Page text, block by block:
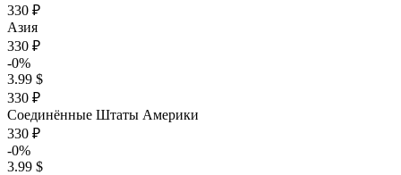
330 ₽
Азия
330 ₽
-0%
3.99 $
330 ₽
Соединённые Штаты Америки
330 ₽
-0%
3.99 $